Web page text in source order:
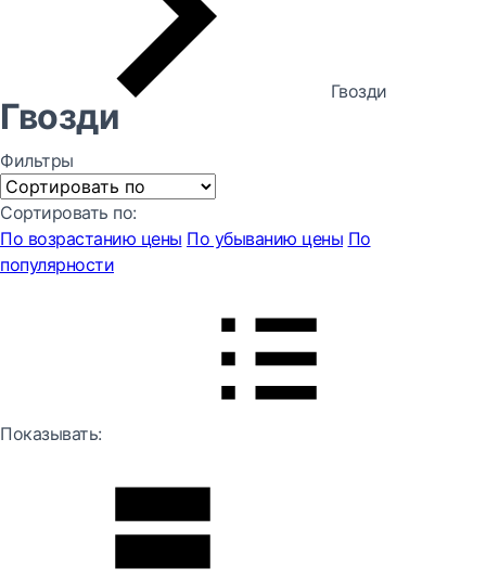
Гвозди
Гвозди
Фильтры
Сортировать по:
По возрастанию цены По убыванию цены По
популярности
Показывать: